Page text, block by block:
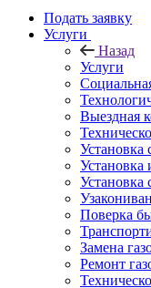
Подать заявку
Услуги
Назад
Услуги
Выездная
Установка
Установка
Установка
Поверка
Замена
Ремонт